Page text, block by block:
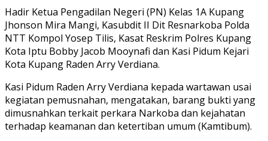
Hadir Ketua Pengadilan Negeri (PN) Kelas 1A Kupang
Jhonson Mira Mangi, Kasubdit II Dit Resnarkoba Polda
NTT Kompol Yosep Tilis, Kasat Reskrim Polres Kupang
Kota Iptu Bobby Jacob Mooynafi dan Kasi Pidum Kejari
Kota Kupang Raden Arry Verdiana.
Kasi Pidum Raden Arry Verdiana kepada wartawan usai
kegiatan pemusnahan, mengatakan, barang bukti yang
dimusnahkan terkait perkara Narkoba dan kejahatan
terhadap keamanan dan ketertiban umum (Kamtibum).